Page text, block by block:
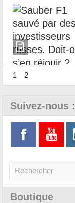
1 2
Suivez-nous :
Boutique